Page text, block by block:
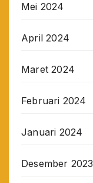
Mei 2024
April 2024
Maret 2024
Februari 2024
Januari 2024
Desember 2023